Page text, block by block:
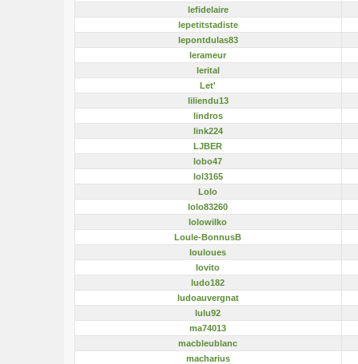
lefidelaire
lepetitstadiste
lepontdulas83
lerameur
lerital
Let'
liliendu13
lindros
link224
LJBER
lobo47
lol3165
Lolo
lolo83260
lolowilko
Loule-BonnusB
louloues
lovito
ludo182
ludoauvergnat
lulu92
ma74013
macbleublanc
macharius